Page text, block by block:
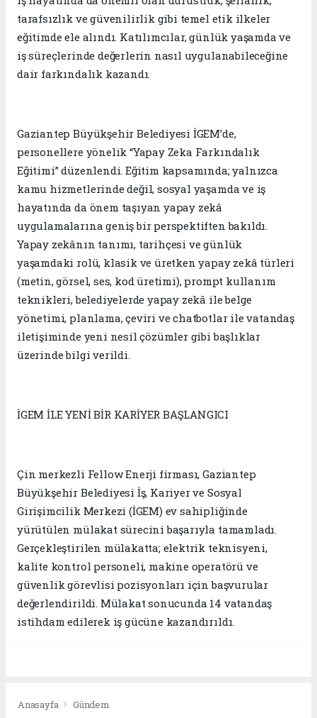
tarafsızlık ve güvenilirlik gibi temel etik ilkeler
eğitimde ele alındı. Katılımcılar, günlük yaşamda ve
iş süreçlerinde değerlerin nasıl uygulanabileceğine
dair farkındalık kazandı.
Gaziantep Büyükşehir Belediyesi İGEM’de,
personellere yönelik “Yapay Zeka Farkındalık
Eğitimi” düzenlendi. Eğitim kapsamında; yalnızca
kamu hizmetlerinde değil, sosyal yaşamda ve iş
hayatında da önem taşıyan yapay zekâ
uygulamalarına geniş bir perspektiften bakıldı.
Yapay zekânın tanımı, tarihçesi ve günlük
yaşamdaki rolü, klasik ve üretken yapay zekâ türleri
(metin, görsel, ses, kod üretimi), prompt kullanım
teknikleri, belediyelerde yapay zekâ ile belge
yönetimi, planlama, çeviri ve chatbotlar ile vatandaş
iletişiminde yeni nesil çözümler gibi başlıklar
üzerinde bilgi verildi.
İGEM İLE YENİ BİR KARİYER BAŞLANGICI
Çin merkezli Fellow Enerji firması, Gaziantep
Büyükşehir Belediyesi İş, Kariyer ve Sosyal
Girişimcilik Merkezi (İGEM) ev sahipliğinde
yürütülen mülakat sürecini başarıyla tamamladı.
Gerçekleştirilen mülakatta; elektrik teknisyeni,
kalite kontrol personeli, makine operatörü ve
güvenlik görevlisi pozisyonları için başvurular
değerlendirildi. Mülakat sonucunda 14 vatandaş
istihdam edilerek iş gücüne kazandırıldı.
Anasayfa Gündem